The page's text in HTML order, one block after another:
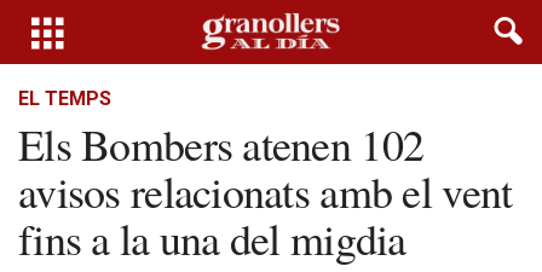
EL TEMPS
Els Bombers atenen 102
avisos relacionats amb el vent
fins a la una del migdia